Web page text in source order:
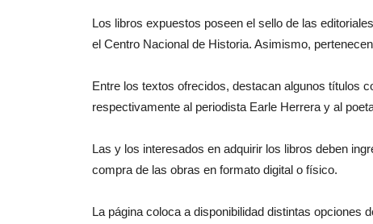
Los libros expuestos poseen el sello de las
el Centro Nacional de Historia. Asimismo,
Entre los textos ofrecidos, destacan algunos títulos
respectivamente al periodista Earle Herrera y al
Las y los interesados en adquirir los libros deben
compra de las obras en formato digital o físico.
La página coloca a disponibilidad distintas opciones